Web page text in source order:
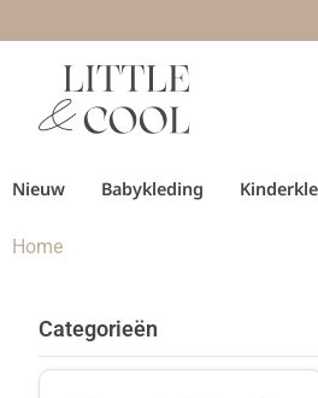
Nieuw Babykleding
Home
Categorieën